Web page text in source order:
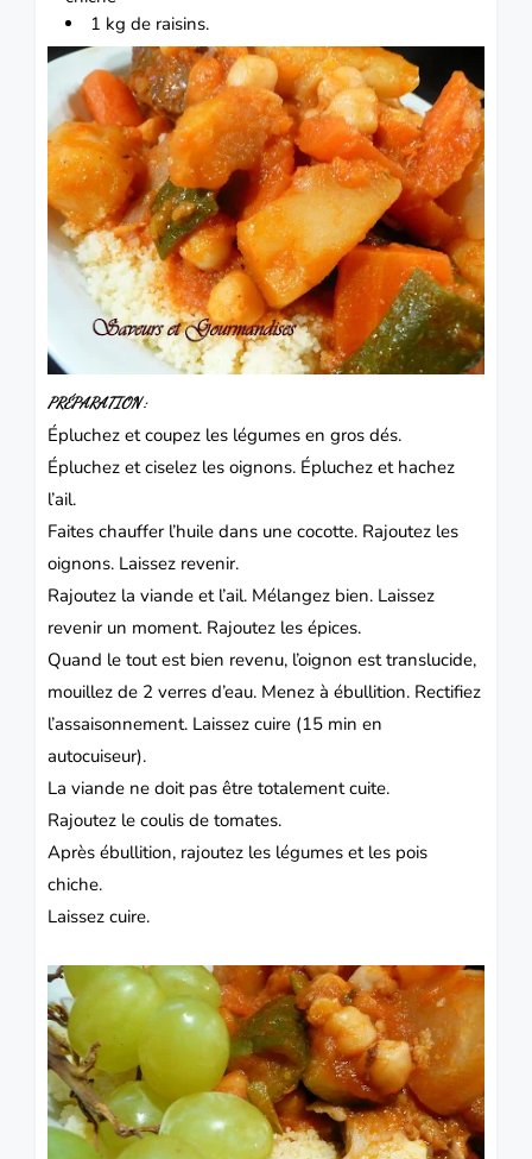
1 kg de raisins.
PRÉPARATION :
Épluchez et coupez les légumes en gros dés.
Épluchez et ciselez les oignons. Épluchez et hachez
l’ail.
Faites chauffer l’huile dans une cocotte. Rajoutez les
oignons. Laissez revenir.
Rajoutez la viande et l’ail. Mélangez bien. Laissez
revenir un moment. Rajoutez les épices.
Quand le tout est bien revenu, l’oignon est translucide,
mouillez de 2 verres d’eau. Menez à ébullition. Rectifiez
l’assaisonnement. Laissez cuire (15 min en
autocuiseur).
La viande ne doit pas être totalement cuite.
Rajoutez le coulis de tomates.
Après ébullition, rajoutez les légumes et les pois
chiche.
Laissez cuire.